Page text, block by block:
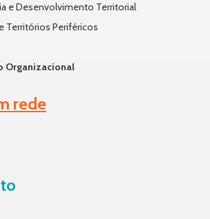
e Desenvolvimento Territorial
Territórios Periféricos
Organizacional
rede